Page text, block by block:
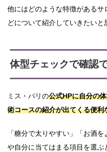
他にはどのような特徴がある
どについて紹介していきたいと
体型チェックで確認
ミス・パリの公式HPに自分の
術コースの紹介が出てくる便利
「糖分で太りやすい」「お酒
や自分に当てはまる項目を選ぶ